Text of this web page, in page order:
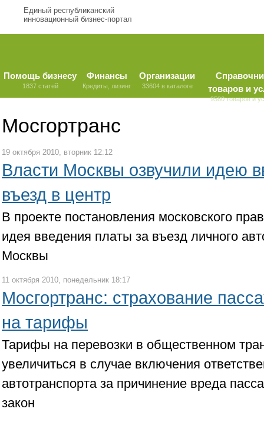
Единый республиканский
инновационный бизнес-портал
Помощь бизнесу
1837 статей
Финансы
Кредиты, лизинг
Организации
33604 в каталоге
товаров и
9580 товаров и
Мосгортранс
19 октября 2010, вторник 12:12
Власти Москвы озвучили идею
въезд в центр
В проекте постановления московского
идея введения платы за въезд личного
Москвы
11 октября 2010, понедельник 18:17
Мосгортранс: страхование
на тарифы
Тарифы на перевозки в общественном
увеличиться в случае включения
автотранспорта за причинение вреда
закон